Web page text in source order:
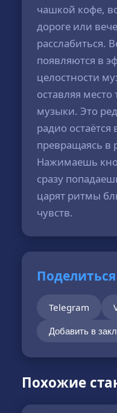
чашкой кофе,
дороге или
расслабиться.
появляются в
целостности
оставляя
музыки. Это
радио
превращаясь в
Нажимаешь
сразу
царят ритмы
чувств.
Поделиться
Telegram
Добавить в
Похожие